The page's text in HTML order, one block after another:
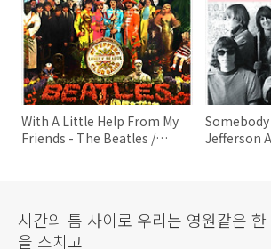
With A Little Help From My
Friends - The Beatles /
Jefferson
시간의 틈 사이로 우리는 영원같은
을 스치고